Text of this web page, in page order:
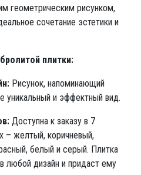
геометрическим рисунком,
сочетание эстетики и
плитки:
Рисунок, напоминающий
уникальный и эффектный вид.
Доступна к заказу в 7
– желтый, коричневый,
белый и серый. Плитка
любой дизайн и придаст ему